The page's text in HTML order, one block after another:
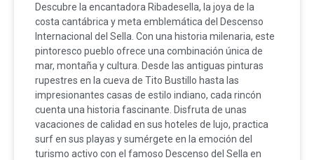
Descubre la encantadora Ribadesella, la joya de la
costa cantábrica y meta emblemática del Descenso
Internacional del Sella. Con una historia milenaria, este
pintoresco pueblo ofrece una combinación única de
mar, montaña y cultura. Desde las antiguas pinturas
rupestres en la cueva de Tito Bustillo hasta las
impresionantes casas de estilo indiano, cada rincón
cuenta una historia fascinante. Disfruta de unas
vacaciones de calidad en sus hoteles de lujo, practica
surf en sus playas y sumérgete en la emoción del
turismo activo con el famoso Descenso del Sella en